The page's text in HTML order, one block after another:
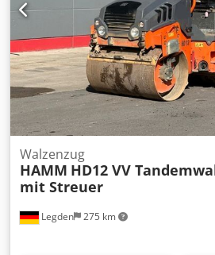
Legden 275 km
Walzenzug
HAMM HD12 VV
mit Streuer